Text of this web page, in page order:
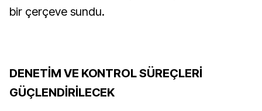
bir çerçeve sundu.
DENETİM VE KONTROL SÜREÇLERİ
GÜÇLENDİRİLECEK